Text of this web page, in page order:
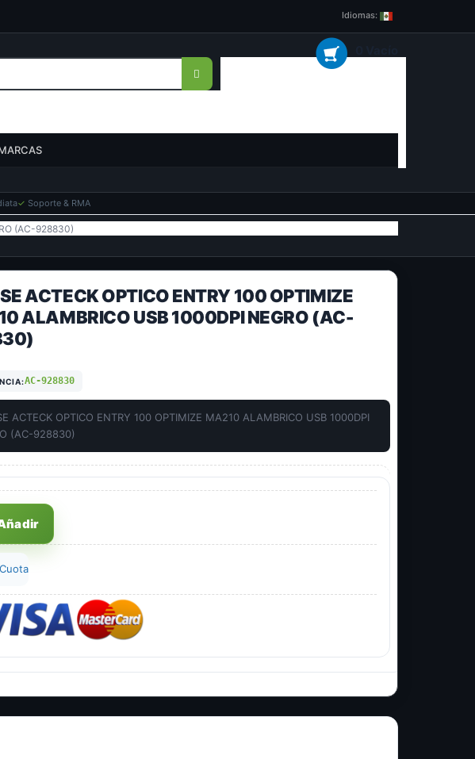
✓ Soporte & RMA
Idiomas:
(AC-928830)
ACTECK OPTICO ENTRY 100 OPTIMIZE
ALAMBRICO USB 1000DPI NEGRO (AC-
AC-928830
ACTECK OPTICO ENTRY 100 OPTIMIZE MA210 ALAMBRICO USB 1000DPI
(AC-928830)
Cuota